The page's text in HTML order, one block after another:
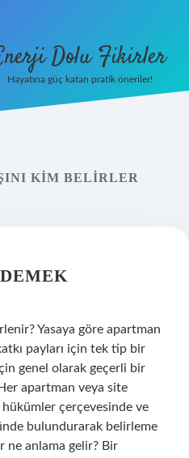
Dolu Fikirler
Hayatına güç katan pratik öneriler!
KIM BELIRLER
Yasaya göre apartman
payları için tek tip bir
genel olarak geçerli bir
apartman veya site
hükümler çerçevesinde ve
bulundurarak belirleme
ne anlama gelir? Bir